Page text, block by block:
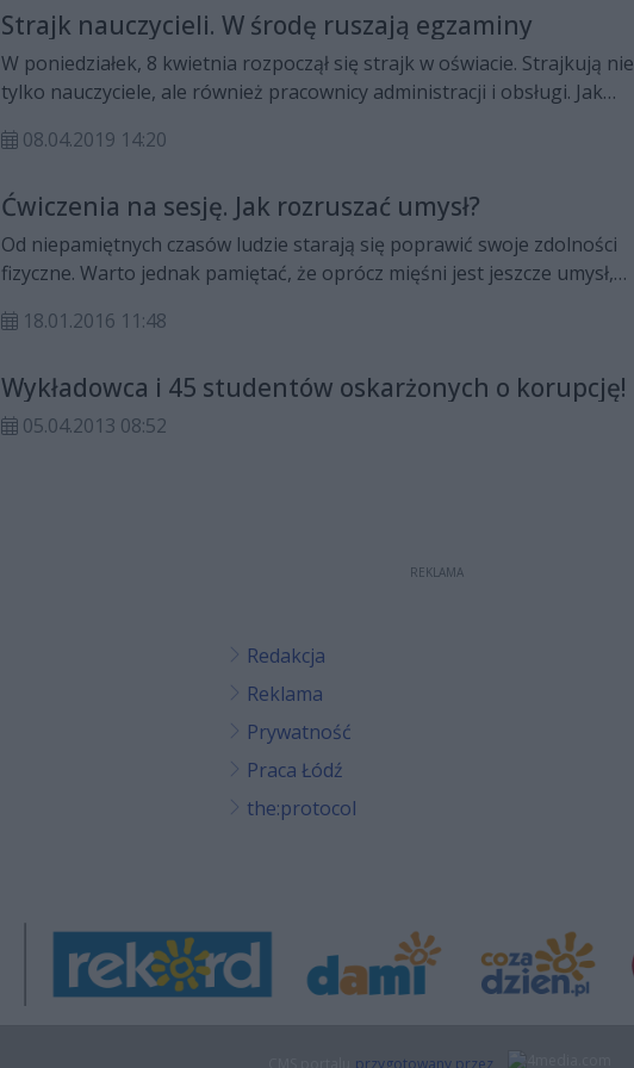
Strajk nauczycieli. W środę ruszają egzaminy
W poniedziałek, 8 kwietnia rozpoczął się strajk w oświacie. Strajkują nie
tylko nauczyciele, ale również pracownicy administracji i obsługi. Jak
zatem ze zbliżającym się egzaminem gimnazjalnym? W Radomiu dotyczy
08.04.2019 14:20
Ćwiczenia na sesję. Jak rozruszać umysł?
Od niepamiętnych czasów ludzie starają się poprawić swoje zdolności
fizyczne. Warto jednak pamiętać, że oprócz mięśni jest jeszcze umysł,
18.01.2016 11:48
Wykładowca i 45 studentów oskarżonych o korupcję!
05.04.2013 08:52
REKLAMA
Redakcja
Reklama
Prywatność
Praca Łódź
the:protocol